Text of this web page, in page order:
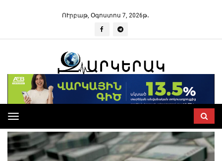
ՈՒրբաթ, Օգոստոս 7, 2026թ․
Toggle
navigation